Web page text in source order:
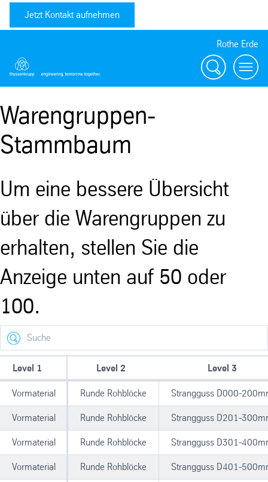
Jetzt Kontakt aufnehmen
Rothe Erde
Suche
Warengruppen-
Stammbaum
Um eine bessere Übersicht
über die Warengruppen zu
erhalten, stellen Sie die
Anzeige unten auf 50 oder
100.
Search
Level 1 Level 2 Level 3
Vormaterial Runde Rohblöcke Strangguss D000-
Vormaterial Runde Rohblöcke Strangguss D201-
Vormaterial Runde Rohblöcke Strangguss D301-
Vormaterial Runde Rohblöcke Strangguss D401-